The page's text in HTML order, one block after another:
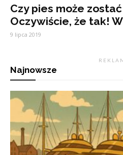
Czy pies może
Oczywiście, że tak!
9 lipca 2019
R E K L A
Najnowsze